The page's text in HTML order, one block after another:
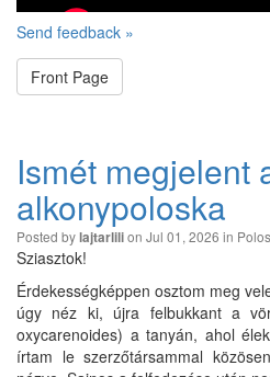
Send feedback »
Front Page
Ismét megjelent
alkonypoloska
Posted bylajtarlilion Jul 01, 2026 in
Sziasztok!
Érdekességképpen osztom meg
úgy néz ki, újra felbukkant a
oxycarenoides) a tanyán, ahol
írtam le szerzőtársammal